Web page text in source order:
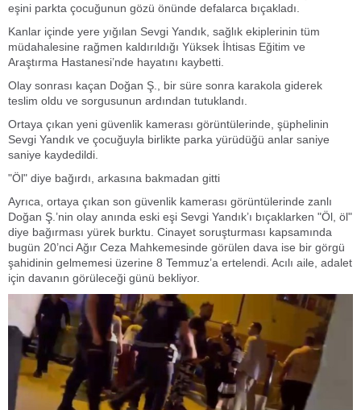
eşini parkta çocuğunun gözü önünde defalarca bıçakladı.
Kanlar içinde yere yığılan Sevgi Yandık, sağlık ekiplerinin tüm
müdahalesine rağmen kaldırıldığı Yüksek İhtisas Eğitim ve
Araştırma Hastanesi’nde hayatını kaybetti.
Olay sonrası kaçan Doğan Ş., bir süre sonra karakola giderek
teslim oldu ve sorgusunun ardından tutuklandı.
Ortaya çıkan yeni güvenlik kamerası görüntülerinde, şüphelinin
Sevgi Yandık ve çocuğuyla birlikte parka yürüdüğü anlar saniye
saniye kaydedildi.
"Öl" diye bağırdı, arkasına bakmadan gitti
Ayrıca, ortaya çıkan son güvenlik kamerası görüntülerinde zanlı
Doğan Ş.’nin olay anında eski eşi Sevgi Yandık’ı bıçaklarken "Öl, öl"
diye bağırması yürek burktu. Cinayet soruşturması kapsamında
bugün 20’nci Ağır Ceza Mahkemesinde görülen dava ise bir görgü
şahidinin gelmemesi üzerine 8 Temmuz’a ertelendi. Acılı aile, adalet
için davanın görüleceği günü bekliyor.